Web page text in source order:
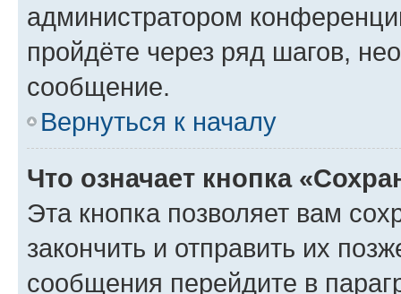
администратором
пройдёте через ряд шагов,
сообщение.
Вернуться к началу
Что означает кнопка
Эта кнопка позволяет вам
закончить и отправить их
сообщения перейдите в